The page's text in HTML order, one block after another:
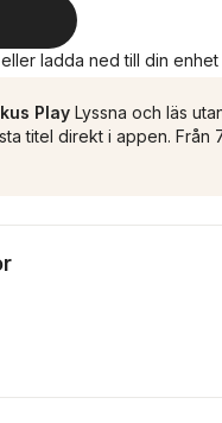
ladda ned till din enhet
Play Lyssna och läs
titel direkt i appen. Från